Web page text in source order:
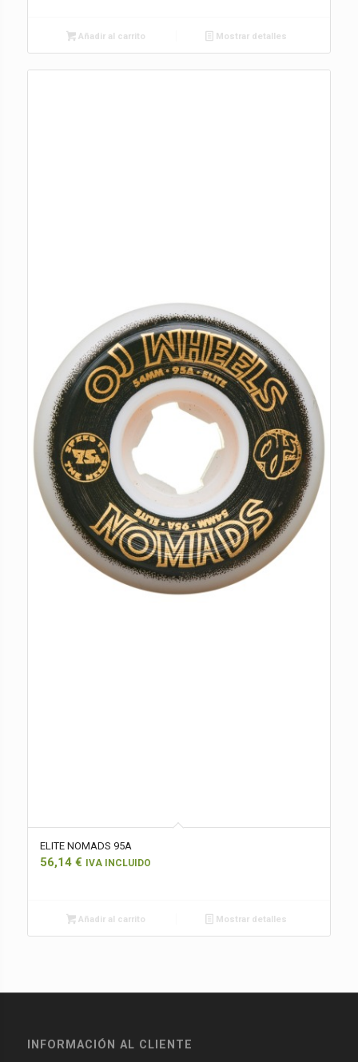
Añadir al carrito Mostrar detalles
ELITE NOMADS 95A
56,14 € IVA INCLUIDO
Añadir al carrito Mostrar detalles
INFORMACIÓN AL CLIENTE